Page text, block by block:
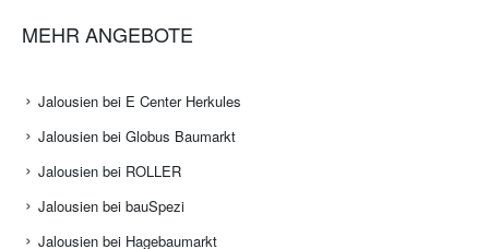
MEHR ANGEBOTE
Jalousien bei E Center Herkules
Jalousien bei Globus Baumarkt
Jalousien bei ROLLER
Jalousien bei bauSpezi
Jalousien bei Hagebaumarkt